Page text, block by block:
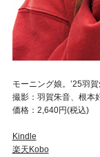
モーニング娘。’25羽
撮影：羽賀朱音、根本
価格：2,640円(税込)
Kindle
楽天Kobo